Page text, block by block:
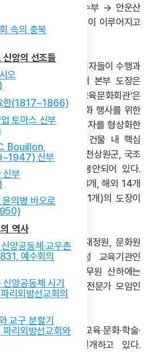
속의 충북
앙의 선조들
오
한(1817~1866)
토마스 신부
Bouillon,
신부
신부
의병 바오로
역사
앙공동체·교우촌
예수회의
앙공동체 시기
리외방선교회의
교구 분할기
리외방선교회와
‘증산 상제 → 태모 고수부 → 안운산
로 이어지는 종통 계승이 이루어지고
설인 ‘도장(道場)’은 신자들이 수행과
중심 공간이다. 현재 본부 도장은
, 인근의 ‘증산도 교육문화회관’은
그램 운영, 공연 및 문화 행사를 위한
다. 이 건물은 ‘증(甑)’ 자를 형상화한
식이 특징이다. 또한 건물 내 핵심
산, 태모 고수부, 태을천상원군, 국조
도사의 부인) 등이 봉안되어 있다.
따르면, 현재 국내 128개, 해외 14개
·인도네시아·독일 각 1개)의 도장이
원, 교육원, 총무원, 재정원, 문화원
의회와 성직자 양성 교육기관인
가 운영되고 있다. 종무원 산하에는
·기업인·법조인 등의 전문가 모임인
다.
관을 통해 수행·교육·문화·학술·
활발한 활동을 전개하고 있다.